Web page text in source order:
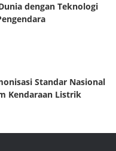
dengan Teknologi
Standar Nasional
Kendaraan Listrik